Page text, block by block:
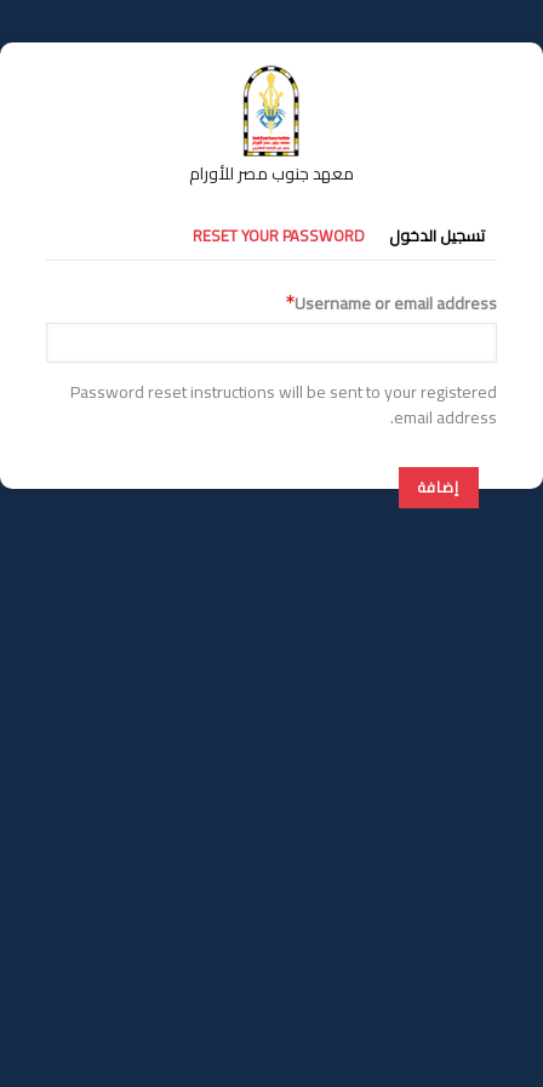
إلى
المحتوى
معهد جنوب مصر للأورام
التبويبات
الأساسية
تسجيل الدخول RESET YOUR PASSWORD
Username or email address
Password reset instructions will be sent to your registered
email address.